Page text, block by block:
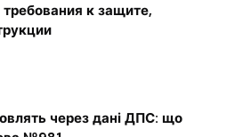
к защите,
через дані ДПС: що